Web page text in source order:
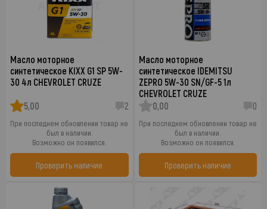
Масло моторное
синтетическое KIXX G1 SP 5W-
30 4л CHEVROLET CRUZE
5,00 2
При последнем обновлении товар не
был в наличии.
Возможно он появился.
Проверить наличие
Масло моторное
синтетическое IDEMITSU
ZEPRO 5W-30 SN/GF-5 1л
CHEVROLET CRUZE
0,00
0
При последнем обновлении товар не
был в наличии.
Возможно он появился.
Проверить наличие